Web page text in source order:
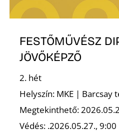
FESTŐMŰVÉSZ
JÖVŐKÉPZŐ
2. hét
Helyszín: MKE | Barcsay
Megtekinthető:
Védés: .2026.05.27., 9:00